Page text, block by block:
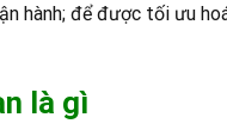
hành; để được tối ưu
là gì